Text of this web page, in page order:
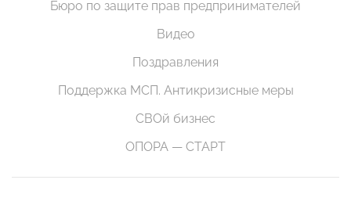
Бюро по защите прав предпринимателей
Видео
Поздравления
Поддержка МСП. Антикризисные меры
СВОй бизнес
ОПОРА — СТАРТ